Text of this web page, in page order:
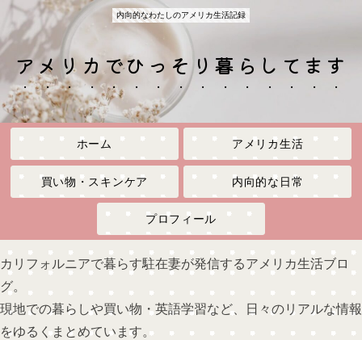
内向的なわたしのアメリカ生活記録
アメリカでひっそり暮らしてます
ホーム アメリカ生活
買い物・スキンケア 内向的な日常
プロフィール
カリフォルニアで暮らす駐在妻が発信するアメリカ生活ブロ
グ。
現地での暮らしや買い物・英語学習など、日々のリアルな情報
をゆるくまとめています。